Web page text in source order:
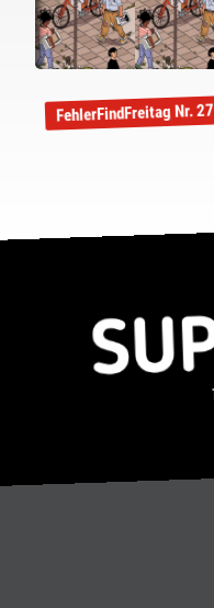
FehlerFindFreitag Nr. 27